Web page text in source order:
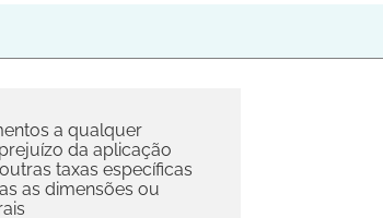
a qualquer
da aplicação
taxas específicas
as dimensões ou